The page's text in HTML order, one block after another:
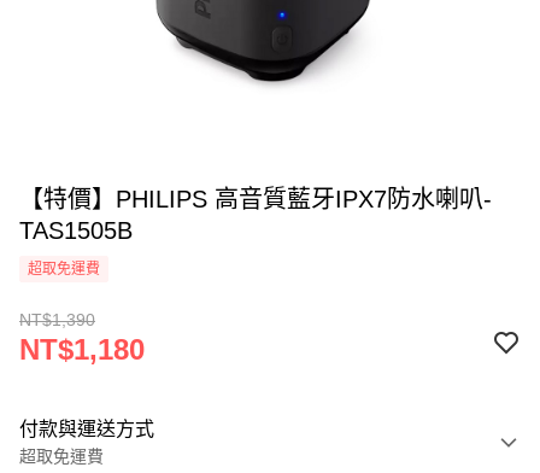
【特價】PHILIPS 高音質藍牙IPX7防水喇叭-
TAS1505B
超取免運費
NT$1,390
NT$1,180
付款與運送方式
超取免運費